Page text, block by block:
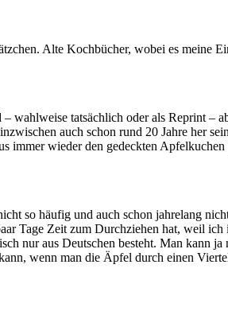
Alte Kochbücher, wobei es meine
wahlweise tatsächlich oder als Reprint –
auch schon rund 20 Jahre her
immer wieder den gedeckten
so häufig und auch schon jahrelang
Tage Zeit zum Durchziehen hat, weil
nur aus Deutschen besteht. Man kann ja
wenn man die Äpfel durch einen